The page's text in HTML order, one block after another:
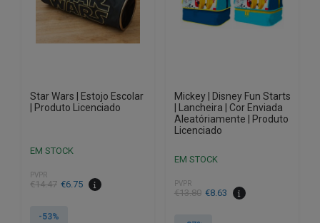
Star Wars | Estojo Escolar
| Produto Licenciado
EM STOCK
PVPR
€14.47
O
original
€6.75
O
atual
-53%
Mickey | Disney Fun Starts
| Lancheira | Cor Enviada
Aleatóriamente | Produto
Licenciado
EM STOCK
PVPR
€13.80
O
€8.63
O